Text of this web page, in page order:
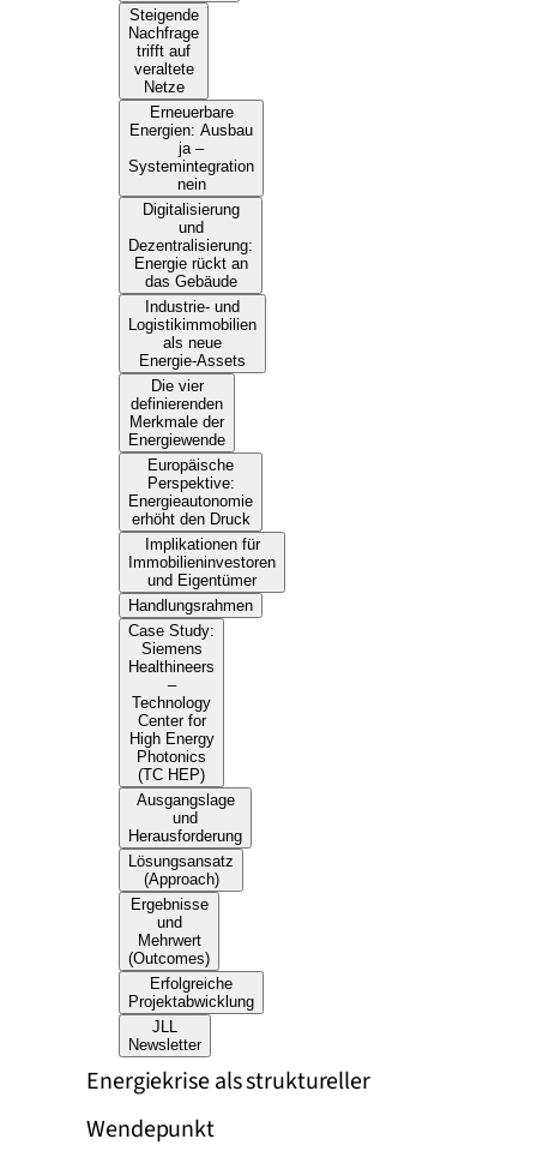
Steigende
Nachfrage
trifft auf
veraltete
Netze
Erneuerbare
Energien: Ausbau
ja –
Systemintegration
nein
Digitalisierung
und
Dezentralisierung:
Energie rückt an
das Gebäude
Industrie‑ und
Logistikimmobilien
als neue
Energie‑Assets
Die vier
definierenden
Merkmale der
Energiewende
Europäische
Perspektive:
Energieautonomie
erhöht den Druck
Implikationen für
Immobilieninvestoren
und Eigentümer
Handlungsrahmen
Case Study:
Siemens
Healthineers
–
Technology
Center for
High Energy
Photonics
(TC HEP)
Ausgangslage
und
Herausforderung
Lösungsansatz
(Approach)
Ergebnisse
und
Mehrwert
(Outcomes)
Erfolgreiche
Projektabwicklung
JLL
Newsletter
Energiekrise als struktureller
Wendepunkt